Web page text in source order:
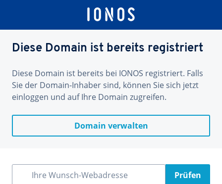
Diese Domain ist bereits registriert
Diese Domain ist bereits bei IONOS registriert. Falls
Sie der Domain-Inhaber sind, können Sie sich jetzt
einloggen und auf Ihre Domain zugreifen.
Domain verwalten
Ihre Wunsch-Webadresse Prüfen